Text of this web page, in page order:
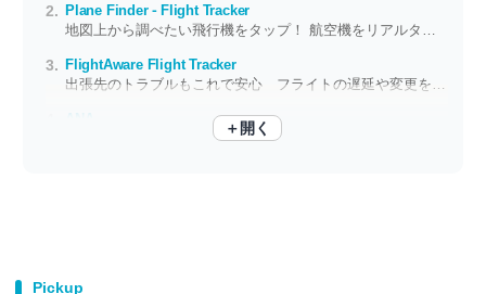
Plane Finder ⁃ Flight Tracker
FlightAware Flight Tracker
＋開く
Pickup